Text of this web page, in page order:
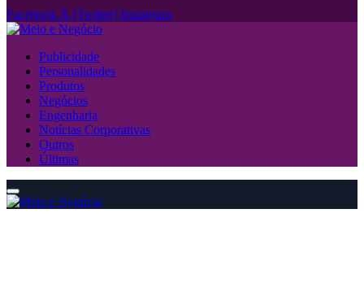
Facebook X (Twitter) Instagram
Publicidade
Personalidades
Produtos
Negócios
Engenharia
Notícias Corporativas
Outros
Últimas